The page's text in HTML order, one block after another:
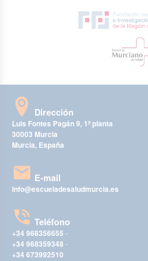
Dirección
Luis Fontes Pagán 9, 1ª planta
30003 Murcia
Murcia, España
E-mail
info@escueladesaludmurcia.es
Teléfono
+34 968356655 -
+34 968359348 -
+34 673992510